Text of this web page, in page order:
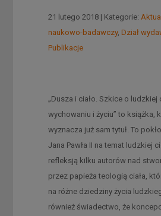
21 lutego 2018 | Kategorie:
naukowo-badawczy, Dział
Publikacje
„Dusza i ciało. Szkice o ludzkiej
wychowaniu i życiu” to książka,
wyznacza już sam tytuł. To
Jana Pawła II na temat ludzkiej
refleksją kilku autorów nad
przez papieża teologią ciała,
na różne dziedziny życia
również świadectwo, że